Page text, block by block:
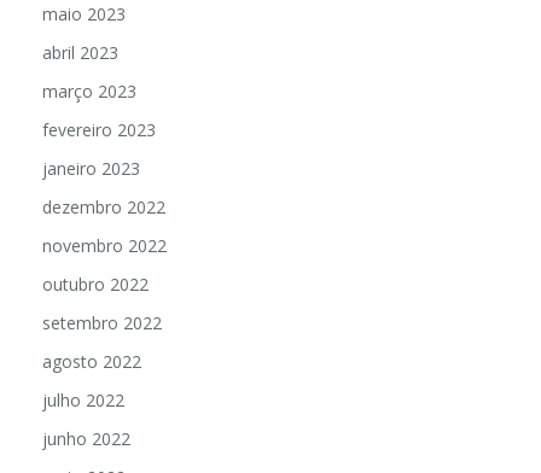
maio 2023
abril 2023
março 2023
fevereiro 2023
janeiro 2023
dezembro 2022
novembro 2022
outubro 2022
setembro 2022
agosto 2022
julho 2022
junho 2022